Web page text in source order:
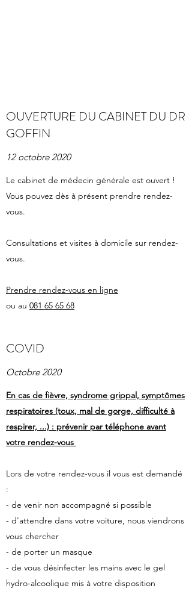
OUVERTURE DU CABINET DU DR
GOFFIN
12 octobre 2020
Le cabinet de médecin générale est ouvert !
Vous pouvez dès à présent prendre rendez-
vous.
Consultations et visites à domicile sur rendez-
vous.
Prendre rendez-vous en ligne
ou au 081 65 65 68
COVID
Octobre 2020
En cas de fièvre, syndrome grippal, symptômes
respiratoires (toux, mal de gorge, difficulté à
respirer, ...) : prévenir par téléphone avant
votre rendez-vous
Lors de votre rendez-vous il vous est demandé
:
- de venir non accompagné si possible
- d'attendre dans votre voiture, nous viendrons
vous chercher
- de porter un masque
- de vous désinfecter les mains avec le gel
hydro-alcoolique mis à votre disposition